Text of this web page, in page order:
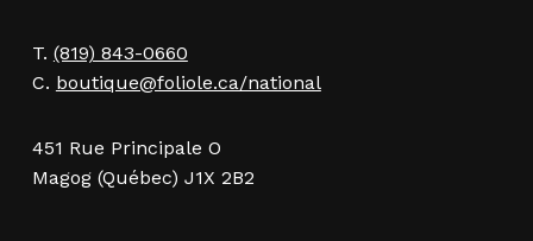
T. (819) 843-0660
C. boutique@foliole.ca/national
451 Rue Principale O
Magog (Québec) J1X 2B2